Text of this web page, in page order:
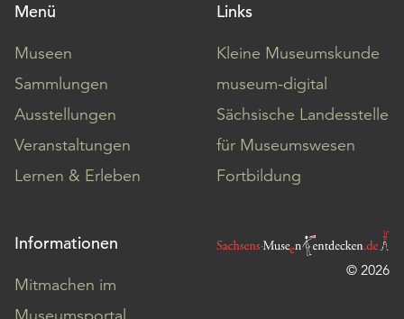
Menü
Museen
Sammlungen
Ausstellungen
Veranstaltungen
Lernen & Erleben
Links
Kleine Museumskunde
museum-digital
Sächsische Landesstelle
für Museumswesen
Fortbildung
Informationen
Mitmachen im
© 2026